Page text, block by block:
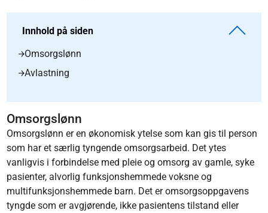
Innhold på siden
Omsorgslønn
Avlastning
Omsorgslønn
Omsorgslønn er en økonomisk ytelse som kan gis til person
som har et særlig tyngende omsorgsarbeid. Det ytes
vanligvis i forbindelse med pleie og omsorg av gamle, syke
pasienter, alvorlig funksjonshemmede voksne og
multifunksjonshemmede barn. Det er omsorgsoppgavens
tyngde som er avgjørende, ikke pasientens tilstand eller